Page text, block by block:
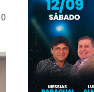
0